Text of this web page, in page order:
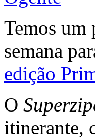
Temos um
semana
edição
O
itinerante,